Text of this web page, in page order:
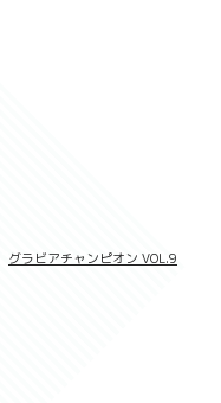
グラビアチャンピオン VOL.9